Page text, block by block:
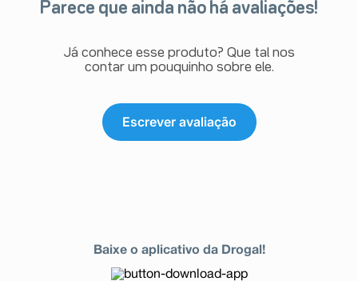
Parece que ainda não há avaliações!
Já conhece esse produto? Que tal nos
contar um pouquinho sobre ele.
Escrever avaliação
Baixe o aplicativo da Drogal!